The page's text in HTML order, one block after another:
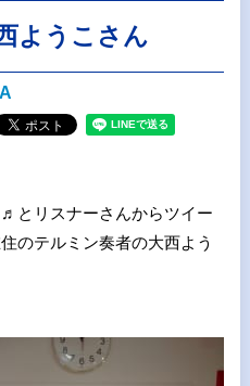
ようこさん
とリスナーさんからツイー
のテルミン奏者の大西よう